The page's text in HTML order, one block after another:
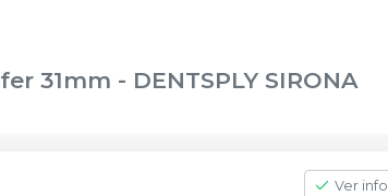
31mm - DENTSPLY SIRONA
Ver info